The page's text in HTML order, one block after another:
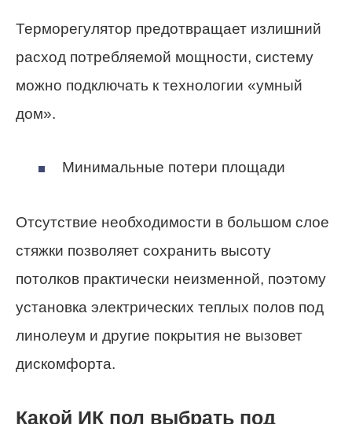
Терморегулятор предотвращает излишний
расход потребляемой мощности, систему
можно подключать к технологии «умный
дом».
Минимальные потери площади
Отсутствие необходимости в большом слое
стяжки позволяет сохранить высоту
потолков практически неизменной, поэтому
установка электрических теплых полов под
линолеум и другие покрытия не вызовет
дискомфорта.
Какой ИК пол выбрать под